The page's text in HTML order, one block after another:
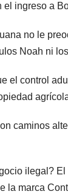
el ingreso a
no le
Noah ni
el control
caminos
ilegal?
la marca